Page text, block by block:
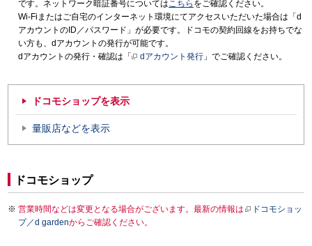
です。ネットワーク暗証番号についてはこちら をご確認ください。
Wi-Fiまたはご自宅のインターネット環境にてアクセスいただいた場合は「d
アカウントのID／パスワード」が必要です。ドコモの契約回線をお持ちでな
い方も、dアカウントの発行が可能です。
dアカウントの発行・確認は「
dアカウント発行 」でご確認ください。
ドコモショップを表示
量販店などを表示
ドコモショップ
営業時間などは変更となる場合がございます。最新の情報は
ドコモショッ
プ／d gardenからご確認ください。